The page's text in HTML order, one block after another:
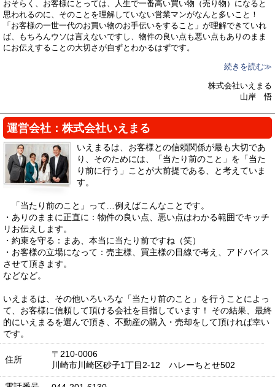
おそらく、お客様にとっては、人生で一番高い買い物（売り物）になると
思われるのに、そのことを理解していない営業マンがなんと多いこと！
「お客様の一世一代のお買い物のお手伝いをすること」が理解できていれ
ば、もちろんウソは言えないですし、物件の良い点も悪い点もありのまま
にお伝えすることの大切さが自ずとわかるはずです。
続きを読む≫
株式会社いえまる
山岸 悟
運営会社：株式会社いえまる
いえまるは、お客様との信頼関係が最も大切であ
り、そのためには、「当たり前のこと」を「当た
り前に行う」ことが大前提である、と考えていま
す。
「当たり前のこと」って…例えばこんなことです。
・ありのままに正直に：物件の良い点、悪い点はわかる範囲でキッチ
リお伝えします。
・約束を守る：まあ、本当に当たり前ですね（笑）
・お客様の立場になって：売主様、買主様の目線で考え、アドバイス
させて頂きます。
などなど。
いえまるは、その他いろいろな「当たり前のこと」を行うことによっ
て、お客様に信頼して頂ける会社を目指しています！ その結果、最終
的にいえまるを選んで頂き、不動産の購入・売却をして頂ければ幸い
です。
住所
〒210-0006
川崎市川崎区砂子1丁目2-12 ハレーちとせ502